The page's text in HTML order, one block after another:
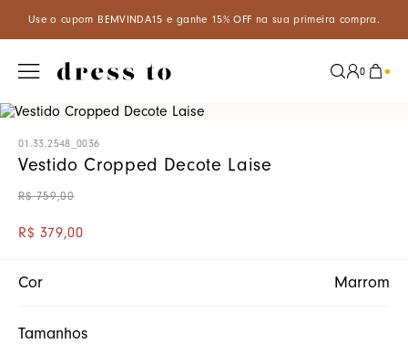
e ganhe 15% OFF na sua primeira compra. Aproveite um
0
01.33.2548_0036
Vestido Cropped Decote Laise
R$ 759,00
R$ 379,00
Cor Marrom
Tamanhos